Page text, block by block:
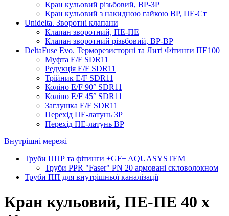
Кран кульовий різьбовий, ВР-ЗР
Кран кульовий з накидною гайкою ВР, ПЕ-Ст
Unidelta. Зворотні клапани
Клапан зворотний, ПЕ-ПЕ
Клапан зворотний різьбовий, ВР-ВР
DeltaFuse Evo. Терморезисторні та Литі Фітинги ПЕ100
Муфта E/F SDR11
Редукція E/F SDR11
Трійник E/F SDR11
Коліно E/F 90° SDR11
Коліно E/F 45° SDR11
Заглушка E/F SDR11
Перехід ПЕ-латунь ЗР
Перехід ПЕ-латунь ВР
Внутрішні мережі
Труби ППР та фітинги +GF+ AQUASYSTEM
Труби PPR "Faser" PN 20 армовані скловолокном
Труби ПП для внутрішньої каналізації
Кран кульовий, ПЕ-ПЕ 40 x